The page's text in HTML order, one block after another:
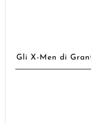
Gli X-Men di